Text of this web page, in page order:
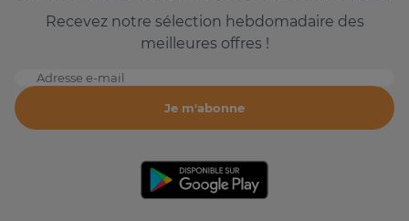
Recevez notre sélection hebdomadaire des
meilleures offres !
Adresse e-mail
Je m'abonne